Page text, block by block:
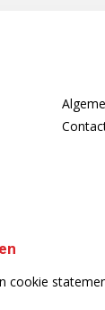
cookie